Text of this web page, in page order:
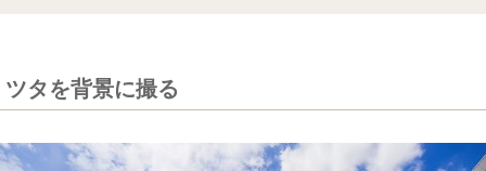
ツタを背景に撮る